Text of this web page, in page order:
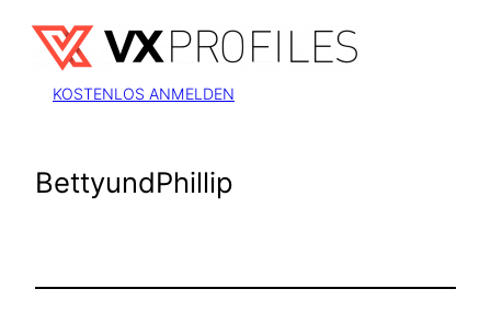
Inhalt
springen
KOSTENLOS ANMELDEN
BettyundPhillip